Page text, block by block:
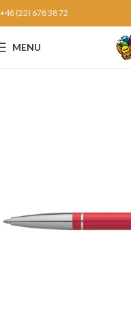
+48 (22) 678 38 72
MENU